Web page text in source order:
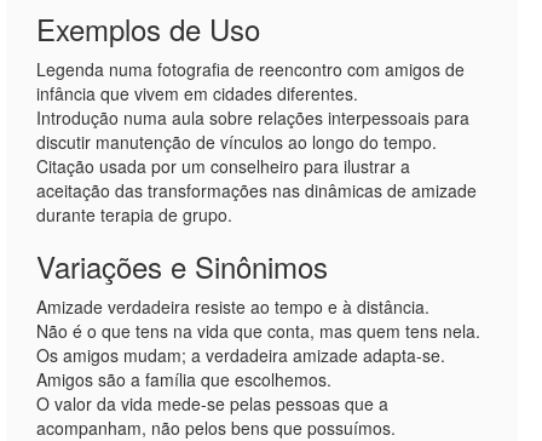
Exemplos de Uso
Legenda numa fotografia de reencontro com amigos de
infância que vivem em cidades diferentes.
Introdução numa aula sobre relações interpessoais para
discutir manutenção de vínculos ao longo do tempo.
Citação usada por um conselheiro para ilustrar a
aceitação das transformações nas dinâmicas de amizade
durante terapia de grupo.
Variações e Sinônimos
Amizade verdadeira resiste ao tempo e à distância.
Não é o que tens na vida que conta, mas quem tens nela.
Os amigos mudam; a verdadeira amizade adapta‑se.
Amigos são a família que escolhemos.
O valor da vida mede‑se pelas pessoas que a
acompanham, não pelos bens que possuímos.